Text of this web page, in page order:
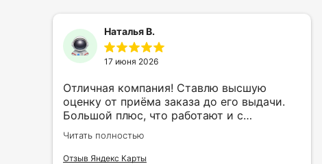
Наталья В.
17 июня 2026
Отличная компания! Ставлю высшую
оценку от приёма заказа до его выдачи.
Большой плюс, что работают и с
индивидуальными заказами. Нелбходимо
было нанести принт на кружку в подарок.
Заказ был исполнен оперативно и ооочень
Читать полностью
Отзыв Яндекс Карты